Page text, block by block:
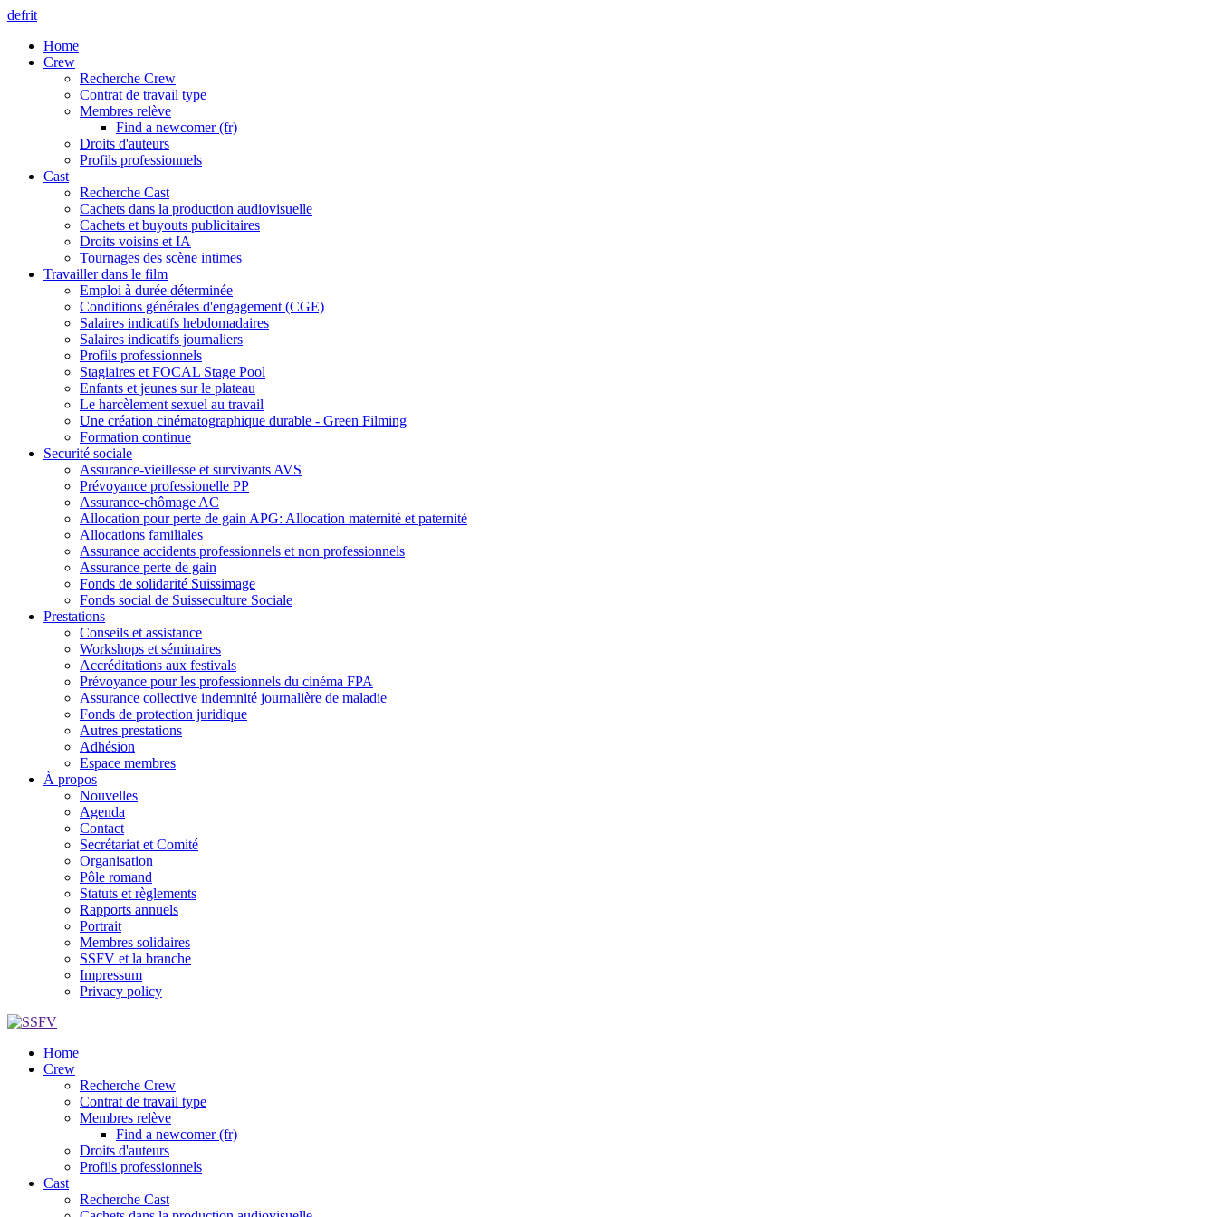
defrit
Home
Crew
Recherche Crew
Contrat de travail type
Membres relève
Find a newcomer (fr)
Droits d'auteurs
Profils professionnels
Cast
Recherche Cast
Cachets dans la production audiovisuelle
Cachets et buyouts publicitaires
Droits voisins et IA
Tournages des scène intimes
Travailler dans le film
Emploi à durée déterminée
Conditions générales d'engagement (CGE)
Salaires indicatifs hebdomadaires
Salaires indicatifs journaliers
Profils professionnels
Stagiaires et FOCAL Stage Pool
Enfants et jeunes sur le plateau
Le harcèlement sexuel au travail
Une création cinématographique durable - Green Filming
Formation continue
Securité sociale
Assurance-vieillesse et survivants AVS
Prévoyance professionelle PP
Assurance-chômage AC
Allocation pour perte de gain APG: Allocation maternité et paternité
Allocations familiales
Assurance accidents professionnels et non professionnels
Assurance perte de gain
Fonds de solidarité Suissimage
Fonds social de Suisseculture Sociale
Prestations
Conseils et assistance
Workshops et séminaires
Accréditations aux festivals
Prévoyance pour les professionnels du cinéma FPA
Assurance collective indemnité journalière de maladie
Fonds de protection juridique
Autres prestations
Adhésion
Espace membres
À propos
Nouvelles
Agenda
Contact
Secrétariat et Comité
Organisation
Pôle romand
Statuts et règlements
Rapports annuels
Portrait
Membres solidaires
SSFV et la branche
Impressum
Privacy policy
Home
Crew
Recherche Crew
Contrat de travail type
Membres relève
Find a newcomer (fr)
Droits d'auteurs
Profils professionnels
Cast
Recherche Cast